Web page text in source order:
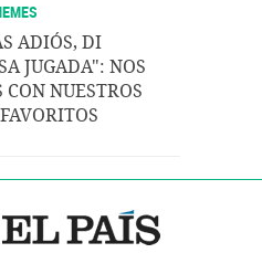
ADIÓS, DI
JUGADA": NOS
NUESTROS